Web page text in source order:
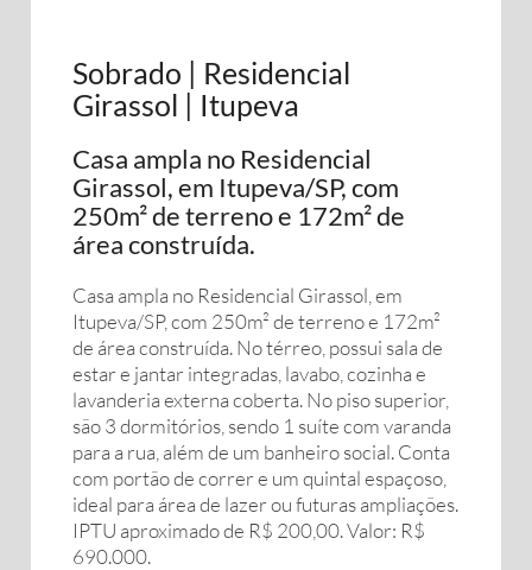
Sobrado | Residencial
Girassol | Itupeva
Casa ampla no Residencial
Girassol, em Itupeva/SP, com
250m² de terreno e 172m² de
área construída.
Casa ampla no Residencial Girassol, em
Itupeva/SP, com 250m² de terreno e 172m²
de área construída. No térreo, possui sala de
estar e jantar integradas, lavabo, cozinha e
lavanderia externa coberta. No piso superior,
são 3 dormitórios, sendo 1 suíte com varanda
para a rua, além de um banheiro social. Conta
com portão de correr e um quintal espaçoso,
ideal para área de lazer ou futuras ampliações.
IPTU aproximado de R$ 200,00. Valor: R$
690.000.